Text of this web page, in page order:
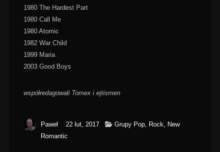
1980 The Hardest Part
1980 Call Me
1980 Atomic
1982 War Child
1999 Maria
2003 Good Boys
współredagowali Tomex i ejtismen
Paweł 22 lut, 2017
Grupy Pop, Rock, New
Romantic